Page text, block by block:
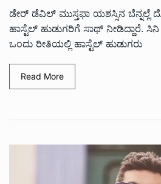
ಡೇರ್ ಡೆವಿಲ್ ಮುಸ್ತಫಾ ಯಶಸ್ಸಿನ ಬೆನ್ನಲ್ಲೆ
ಹಾಸ್ಟೆಲ್ ಹುಡುಗರಿಗೆ ಸಾಥ್ ನೀಡಿದ್ದಾರೆ.
ಒಂದು ರೀತಿಯಲ್ಲಿ ಹಾಸ್ಟೆಲ್ ಹುಡುಗರು
Read More